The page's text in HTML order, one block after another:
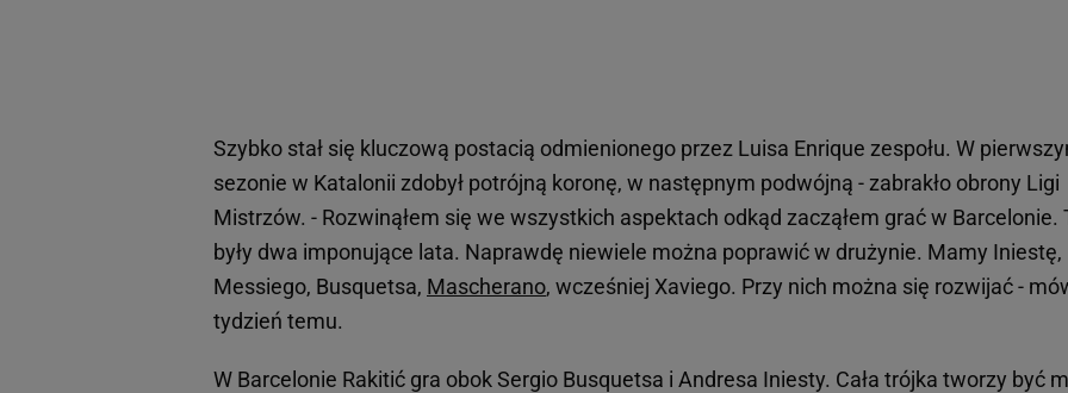
Szybko stał się kluczową postacią odmienionego przez Luisa Enrique zespołu. W
sezonie w Katalonii zdobył potrójną koronę, w następnym podwójną - zabrakło obrony Ligi
Mistrzów. - Rozwinąłem się we wszystkich aspektach odkąd zacząłem grać w Barcelonie.
były dwa imponujące lata. Naprawdę niewiele można poprawić w drużynie. Mamy Iniestę,
Messiego, Busquetsa, Mascherano, wcześniej Xaviego. Przy nich można się rozwijać -
tydzień temu.
W Barcelonie Rakitić gra obok Sergio Busquetsa i Andresa Iniesty. Cała trójka tworzy być